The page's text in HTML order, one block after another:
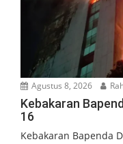
Agustus 8, 2026
Kebakaran
16
Kebakaran Bapenda